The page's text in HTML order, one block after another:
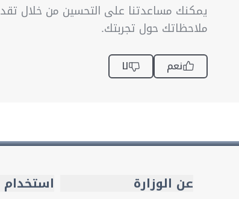
يمكنك مساعدتنا على التحسين من خلال
ملاحظاتك حول تجربتك.
نعم لا
عن الوزارة استخدام